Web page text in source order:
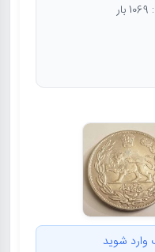
وارد شوید